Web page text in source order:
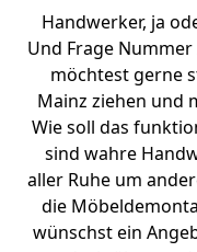
Handwerker, ja
Und Frage
möchtest gerne
Mainz ziehen und
Wie soll das
sind wahre
aller Ruhe um
die
wünschst ein